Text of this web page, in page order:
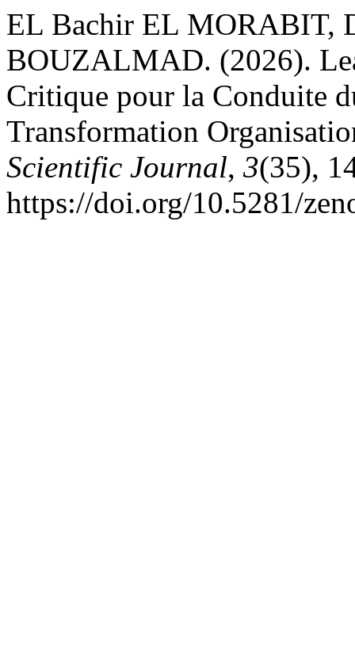
EL Bachir EL MORABIT,
BOUZALMAD. (2026).
Critique pour la Conduite
Transformation
Scientific Journal, 3(35),
https://doi.org/10.5281/